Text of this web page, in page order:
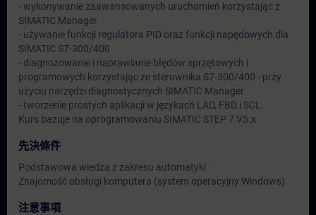
- wykonywanie zaawansowanych uruchomień korzystając z
SIMATIC Manager
- używanie funkcji regulatora PID oraz funkcji napędowych dla
SIMATIC S7-300/400
- diagnozowanie i naprawianie błędów sprzętowych i
programowych korzystając ze sterownika S7-300/400 - przy
użyciu narzędzi diagnostycznych SIMATIC Manager
- tworzenie prostych aplikacji w językach LAD, FBD i SCL.
Kurs bazuje na oprogramowaniu SIMATIC STEP 7 V5.x
先決條件
Podstawowa wiedza z zakresu automatyki
Znajomość obsługi komputera (system operacyjny Windows)
注意事項